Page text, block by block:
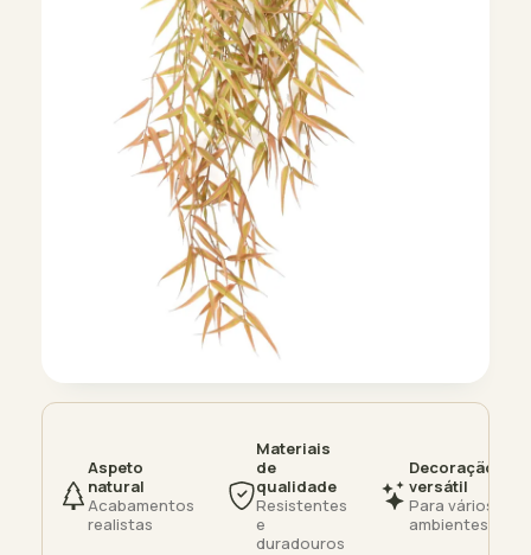
Aspeto
natural
Acabamentos
realistas
Materiais
de
qualidade
Resistentes
e
duradouros
Decoração
versátil
Para vários
ambientes